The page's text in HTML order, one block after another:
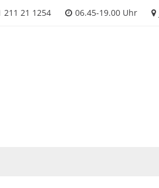
211 21 1254 06.45-19.00 Uhr